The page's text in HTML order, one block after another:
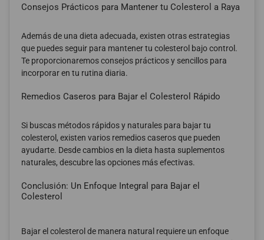
Consejos Prácticos para Mantener tu Colesterol a Raya
Además de una dieta adecuada, existen otras estrategias
que puedes seguir para mantener tu colesterol bajo control.
Te proporcionaremos consejos prácticos y sencillos para
incorporar en tu rutina diaria.
Remedios Caseros para Bajar el Colesterol Rápido
Si buscas métodos rápidos y naturales para bajar tu
colesterol, existen varios remedios caseros que pueden
ayudarte. Desde cambios en la dieta hasta suplementos
naturales, descubre las opciones más efectivas.
Conclusión: Un Enfoque Integral para Bajar el
Colesterol
Bajar el colesterol de manera natural requiere un enfoque